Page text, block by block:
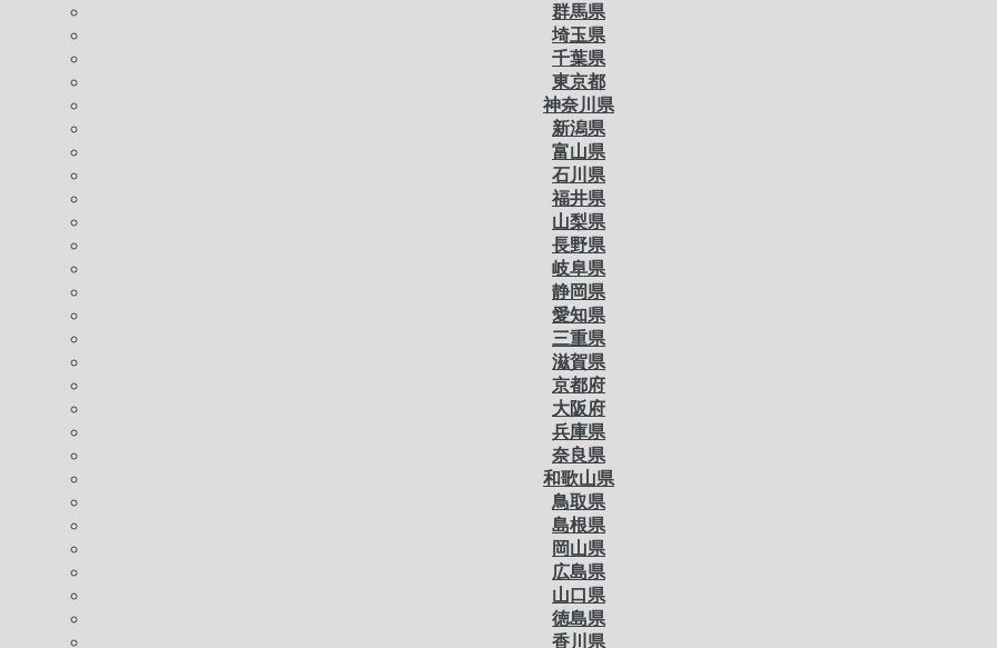
群馬県
埼玉県
千葉県
東京都
神奈川県
新潟県
富山県
石川県
福井県
山梨県
長野県
岐阜県
静岡県
愛知県
三重県
滋賀県
京都府
大阪府
兵庫県
奈良県
和歌山県
鳥取県
島根県
岡山県
広島県
山口県
徳島県
香川県